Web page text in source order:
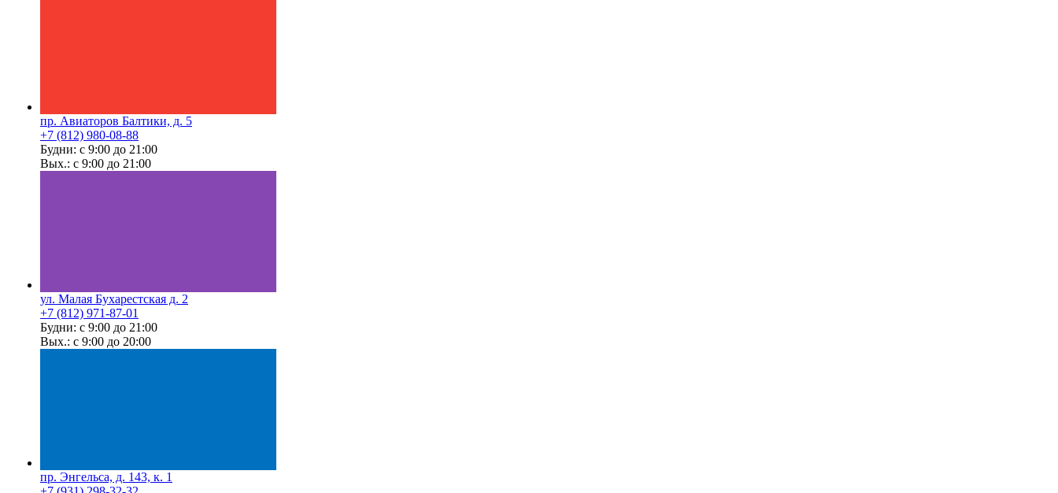
пр. Авиаторов Балтики, д. 5
+7 (812) 980-08-88
Будни: с 9:00 до 21:00
Вых.: с 9:00 до 21:00
ул. Малая Бухарестская д. 2
+7 (812) 971-87-01
Будни: с 9:00 до 21:00
Вых.: с 9:00 до 20:00
пр. Энгельса, д. 143, к. 1